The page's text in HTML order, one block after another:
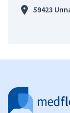
59423